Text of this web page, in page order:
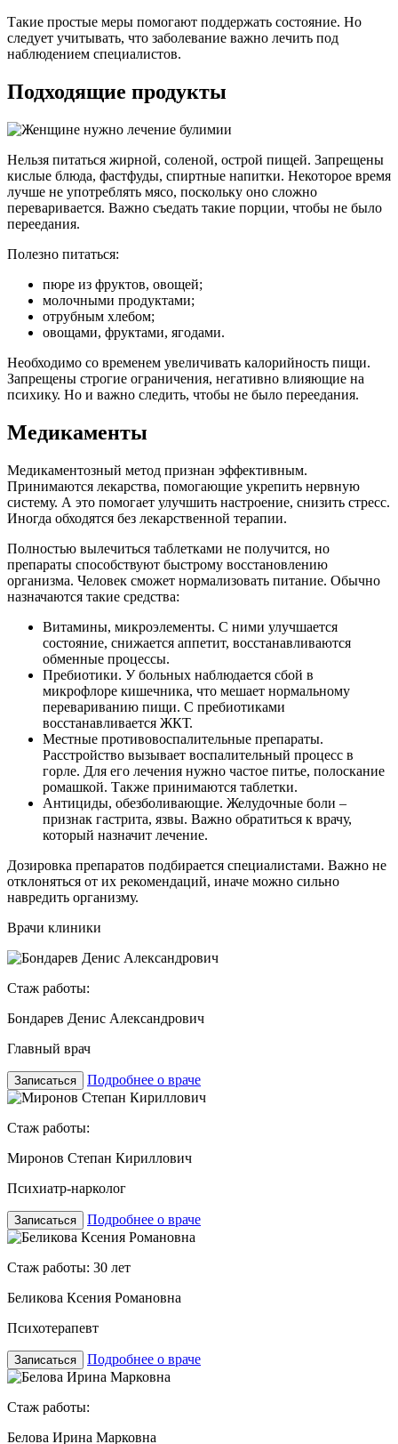
Такие простые меры помогают поддержать состояние. Но
следует учитывать, что заболевание важно лечить под
наблюдением специалистов.
Подходящие продукты
Нельзя питаться жирной, соленой, острой пищей. Запрещены
кислые блюда, фастфуды, спиртные напитки. Некоторое время
лучше не употреблять мясо, поскольку оно сложно
переваривается. Важно съедать такие порции, чтобы не было
переедания.
Полезно питаться:
пюре из фруктов, овощей;
молочными продуктами;
отрубным хлебом;
овощами, фруктами, ягодами.
Необходимо со временем увеличивать калорийность пищи.
Запрещены строгие ограничения, негативно влияющие на
психику. Но и важно следить, чтобы не было переедания.
Медикаменты
Медикаментозный метод признан эффективным.
Принимаются лекарства, помогающие укрепить нервную
систему. А это помогает улучшить настроение, снизить стресс.
Иногда обходятся без лекарственной терапии.
Полностью вылечиться таблетками не получится, но
препараты способствуют быстрому восстановлению
организма. Человек сможет нормализовать питание. Обычно
назначаются такие средства:
Витамины, микроэлементы. С ними улучшается
состояние, снижается аппетит, восстанавливаются
обменные процессы.
Пребиотики. У больных наблюдается сбой в
микрофлоре кишечника, что мешает нормальному
перевариванию пищи. С пребиотиками
восстанавливается ЖКТ.
Местные противовоспалительные препараты.
Расстройство вызывает воспалительный процесс в
горле. Для его лечения нужно частое питье, полоскание
ромашкой. Также принимаются таблетки.
Антициды, обезболивающие. Желудочные боли –
признак гастрита, язвы. Важно обратиться к врачу,
который назначит лечение.
Дозировка препаратов подбирается специалистами. Важно не
отклоняться от их рекомендаций, иначе можно сильно
навредить организму.
Врачи клиники
Стаж работы:
Бондарев Денис Александрович
Главный врач
Записаться Подробнее о враче
Стаж работы:
Миронов Степан Кириллович
Психиатр-нарколог
Записаться Подробнее о враче
Стаж работы: 30 лет
Беликова Ксения Романовна
Психотерапевт
Записаться Подробнее о враче
Стаж работы:
Белова Ирина Марковна